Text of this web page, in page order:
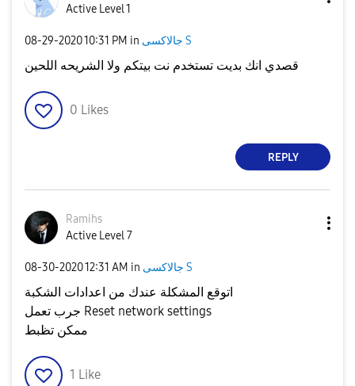
Active Level 1
‎08-29-202010:31 PM in جالاكسى S
قصدي انك بديت تستخدم نت بيتكم ولا الشريحه اللحين
0 Likes
REPLY
Ramihs
Active Level 7
‎08-30-202012:31 AM in جالاكسى S
اتوقع المشكلة عندك من اعدادات الشكبة
جرب تعمل Reset network settings
ممكن تظبط
1 Like